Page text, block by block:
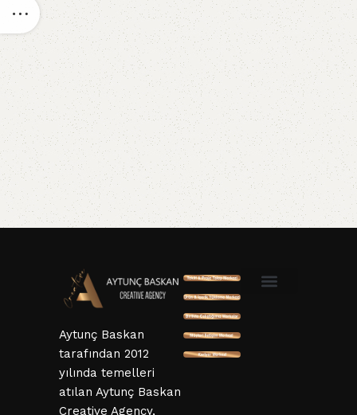
Aytunç Baskan
tarafından 2012
yılında temelleri
atılan Aytunç Baskan
Creative Agency,